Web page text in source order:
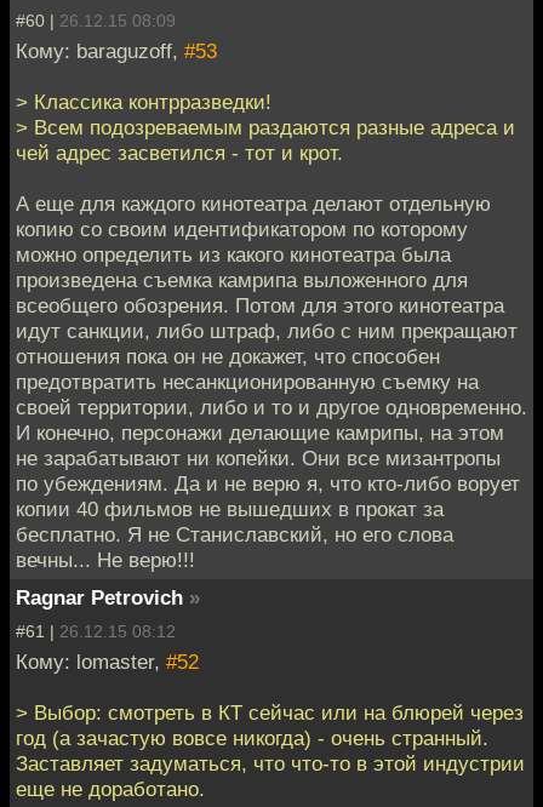
#60 | 26.12.15 08:09
Кому: baraguzoff, #53
> Классика контрразведки!
> Всем подозреваемым раздаются разные адреса и
чей адрес засветился - тот и крот.
А еще для каждого кинотеатра делают отдельную
копию со своим идентификатором по которому
можно определить из какого кинотеатра была
произведена съемка камрипа выложенного для
всеобщего обозрения. Потом для этого кинотеатра
идут санкции, либо штраф, либо с ним прекращают
отношения пока он не докажет, что способен
предотвратить несанкционированную съемку на
своей территории, либо и то и другое одновременно.
И конечно, персонажи делающие камрипы, на этом
не зарабатывают ни копейки. Они все мизантропы
по убеждениям. Да и не верю я, что кто-либо ворует
копии 40 фильмов не вышедших в прокат за
бесплатно. Я не Станиславский, но его слова
вечны... Не верю!!!
Ragnar Petrovich »
#61 | 26.12.15 08:12
Кому: lomaster, #52
> Выбор: смотреть в КТ сейчас или на блюрей через
год (а зачастую вовсе никогда) - очень странный.
Заставляет задуматься, что что-то в этой индустрии
еще не доработано.